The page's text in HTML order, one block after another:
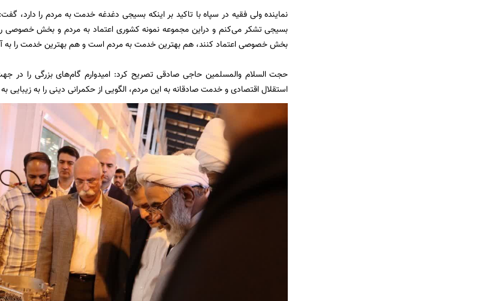
نماینده ولی فقیه در سپاه با تاکید بر اینکه بسیجی دغدغه خدمت به مردم را
بسیجی تشکر می‌کنم و دراین مجموعه نمونه کشوری اعتماد به مردم و بخش خصوصی
بخش خصوصی اعتماد کنند، هم بهترین خدمت به مردم است و هم بهترین خدمت را به
حجت السلام والمسلمین حاجی صادقی تصریح کرد: امیدوارم گام‌های بزرگی را در
استقلال اقتصادی و خدمت صادقانه به این مردم، الگویی از حکمرانی دینی را به زیبایی